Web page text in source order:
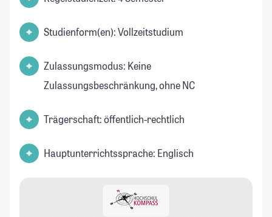
Studienform(en): Vollzeitstudium
Zulassungsmodus: Keine
Zulassungsbeschränkung, ohne NC
Trägerschaft: öffentlich-rechtlich
Hauptunterrichtssprache: Englisch